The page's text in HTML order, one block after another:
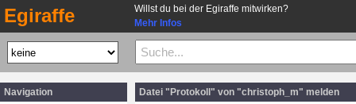
Egiraffe
Willst du bei der Egiraffe mitwirken?
Mehr Infos
Navigation
Datei "Protokoll" von "christoph_m" melden